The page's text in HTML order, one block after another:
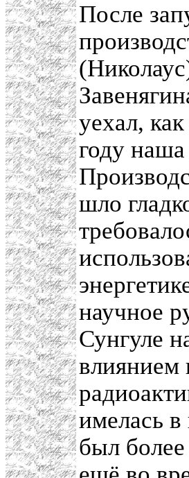
После
уехал,
году
шло
научное
Сунгуле
влиянием
имелась
был